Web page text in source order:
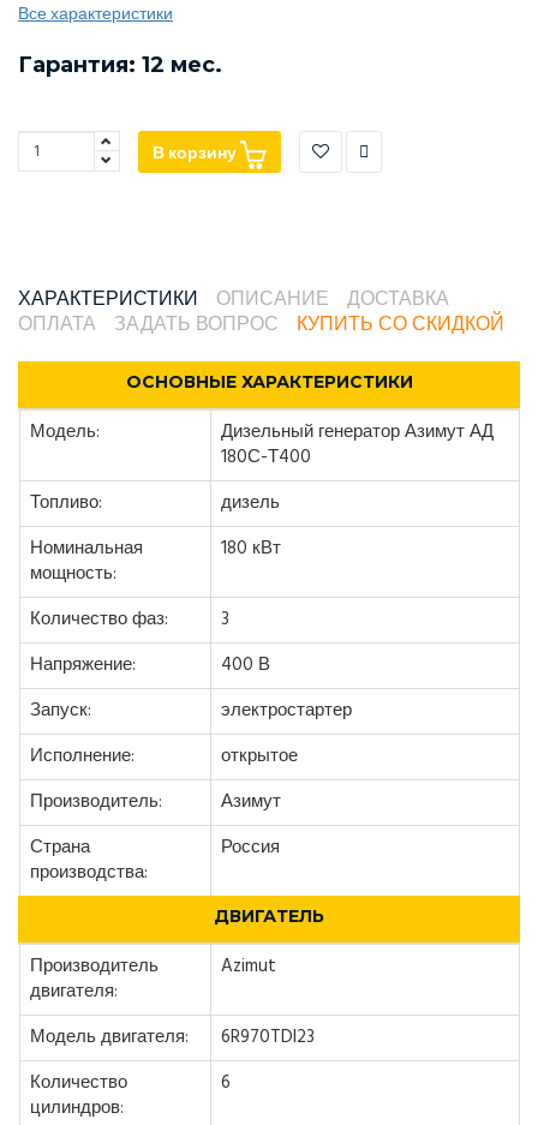
Все характеристики
Гарантия: 12 мес.
В корзину
ХАРАКТЕРИСТИКИ ОПИСАНИЕ
ДОСТАВКА
ОПЛАТА
ЗАДАТЬ ВОПРОС КУПИТЬ СО СКИДКОЙ
ОСНОВНЫЕ ХАРАКТЕРИСТИКИ
Модель:
Дизельный генератор Азимут АД
180С-Т400
Топливо:
дизель
Номинальная
мощность:
180 кВт
Количество фаз:
3
Напряжение:
400 В
Запуск:
электростартер
Исполнение:
открытое
Производитель:
Азимут
Страна
производства:
Россия
ДВИГАТЕЛЬ
Производитель
двигателя:
Azimut
Модель двигателя:
6R970TDI23
Количество
цилиндров:
6